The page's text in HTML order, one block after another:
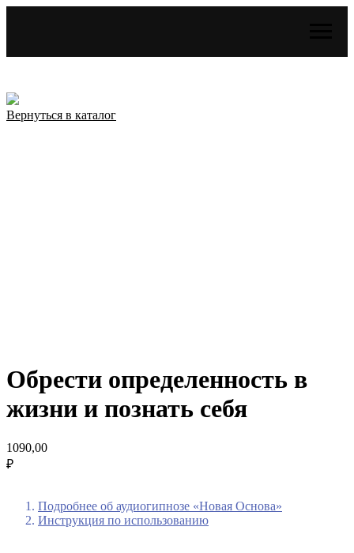
Вернуться в каталог
Обрести определенность в
жизни и познать себя
1090,00
₽
Подробнее об аудиогипнозе «Новая Основа»
Инструкция по использованию